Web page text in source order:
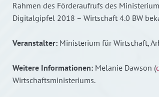
Rahmen des Förderaufrufs des
Digitalgipfel 2018 – Wirtschaft 4.0 BW
Veranstalter: Ministerium für Wirtschaft,
Weitere Informationen: Melanie Dawson (
Wirtschaftsministeriums.